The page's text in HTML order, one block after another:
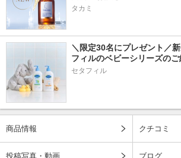
タカミ
＼限定30名にプレゼント／
フィルのベビーシリーズの
セタフィル
商品情報 クチコミ
投稿写真・動画 ブログ